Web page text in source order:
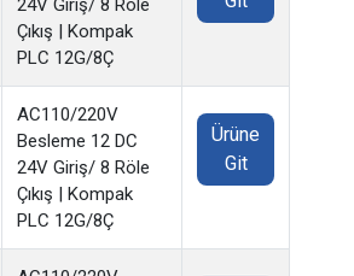
24V Giriş/ 8 Röle
Çıkış | Kompak
PLC 12G/8Ç
AC110/220V
Besleme 12 DC
24V Giriş/ 8 Röle
Çıkış | Kompak
PLC 12G/8Ç
Ürüne
Git